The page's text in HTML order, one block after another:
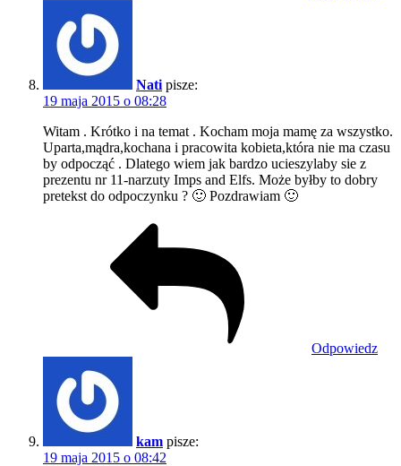
Nati pisze:
19 maja 2015 o 08:28
Witam . Krótko i na temat . Kocham moja mamę za wszystko.
Uparta,mądra,kochana i pracowita kobieta,która nie ma czasu
by odpocząć . Dlatego wiem jak bardzo ucieszylaby sie z
prezentu nr 11-narzuty Imps and Elfs. Może byłby to dobry
pretekst do odpoczynku ? 🙂 Pozdrawiam 🙂
Odpowiedz
kam pisze:
19 maja 2015 o 08:42